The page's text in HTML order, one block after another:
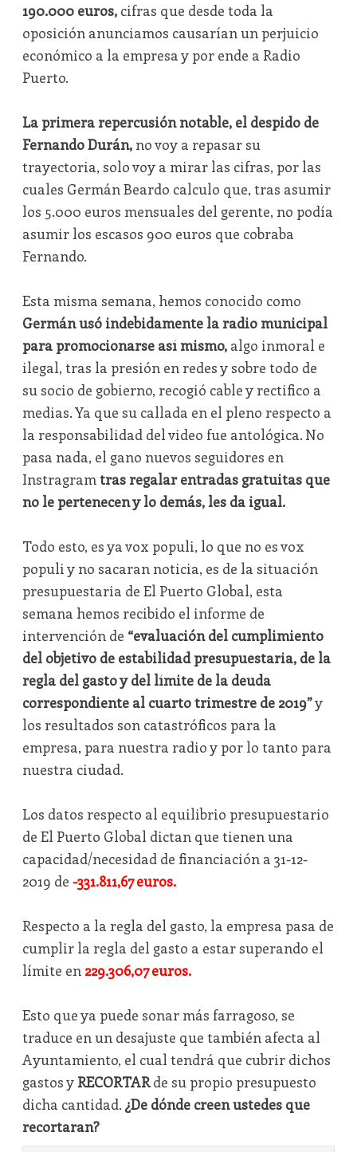
190.000 euros,cifras que desde toda la
oposición anunciamos causarían un perjuicio
económico a la empresa y por ende a Radio
Puerto.
La primera repercusión notable, el despido de
Fernando Durán,no voy a repasar su
trayectoria, solo voy a mirar las cifras, por las
cuales Germán Beardo calculo que, tras asumir
los 5.000 euros mensuales del gerente, no podía
asumir los escasos 900 euros que cobraba
Fernando.
Esta misma semana, hemos conocido como
Germán usó indebidamente la radio municipal
para promocionarse así mismo,algo inmoral e
ilegal, tras la presión en redes y sobre todo de
su socio de gobierno, recogió cable y rectifico a
medias. Ya que su callada en el pleno respecto a
la responsabilidad del video fue antológica. No
pasa nada, el gano nuevos seguidores en
Instragramtras regalar entradas gratuitas que
no le pertenecen y lo demás, les da igual.
Todo esto, es ya vox populi, lo que no es vox
populi y no sacaran noticia, es de la situación
presupuestaria de El Puerto Global, esta
semana hemos recibido el informe de
intervención de “evaluación del cumplimiento
del objetivo de estabilidad presupuestaria, de la
regla del gasto y del límite de la deuda
correspondiente al cuarto trimestre de 2019”y
los resultados son catastróficos para la
empresa, para nuestra radio y por lo tanto para
nuestra ciudad.
Los datos respecto al equilibrio presupuestario
de El Puerto Global dictan que tienen una
capacidad/necesidad de financiación a 31-12-
2019 de -331.811,67 euros.
Respecto a la regla del gasto, la empresa pasa de
cumplir la regla del gasto a estar superando el
límite en 229.306,07 euros.
Esto que ya puede sonar más farragoso, se
traduce en un desajuste que también afecta al
Ayuntamiento, el cual tendrá que cubrir dichos
gastos y RECORTARde su propio presupuesto
dicha cantidad. ¿De dónde creen ustedes que
recortaran?